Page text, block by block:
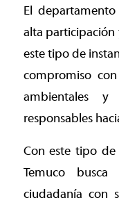
El
alta
este tipo de
compromiso
ambientales
responsables
Con este tipo
Temuco
ciudadanía con